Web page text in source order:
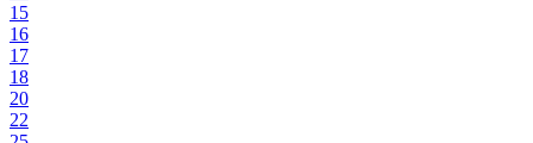
15
16
17
18
20
22